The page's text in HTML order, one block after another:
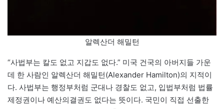
알렉산더 해밀턴
​“사법부는 칼도 없고 지갑도 없다.” 미국 건국의 아버지들 가운
데 한 사람인 알렉산더 해밀턴(Alexander Hamilton)의 지적이
다. 사법부는 행정부처럼 군대나 경찰도 없고, 입법부처럼 법률
제정권이나 예산의결권도 없다는 뜻이다. 국민이 직접 선출한